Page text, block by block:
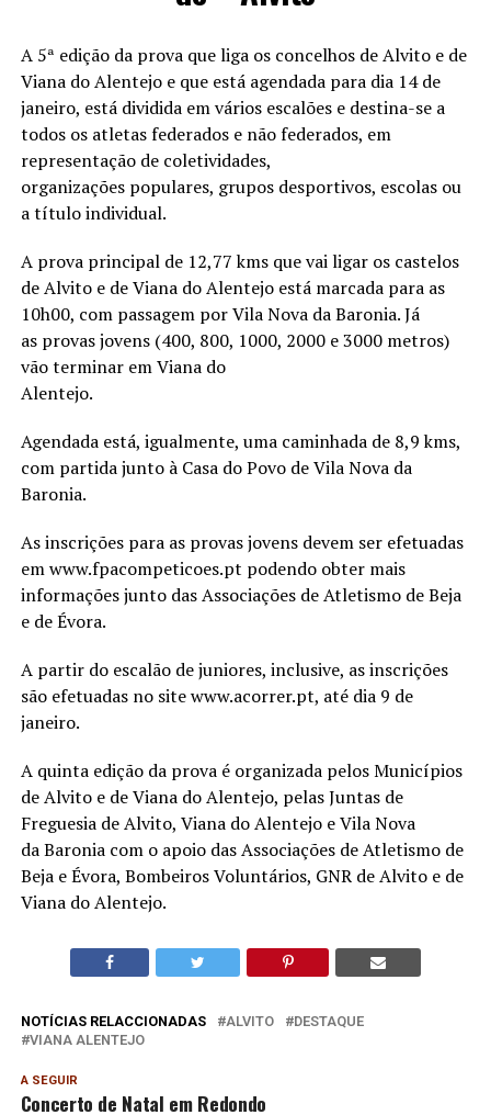
A 5ª edição da prova que liga os concelhos de Alvito e de
Viana do Alentejo e que está agendada para dia 14 de
janeiro, está dividida em vários escalões e destina-se a
todos os atletas federados e não federados, em
representação de coletividades,
organizações populares, grupos desportivos, escolas ou
a título individual.
A prova principal de 12,77 kms que vai ligar os castelos
de Alvito e de Viana do Alentejo está marcada para as
10h00, com passagem por Vila Nova da Baronia. Já
as provas jovens (400, 800, 1000, 2000 e 3000 metros)
vão terminar em Viana do
Alentejo.
Agendada está, igualmente, uma caminhada de 8,9 kms,
com partida junto à Casa do Povo de Vila Nova da
Baronia.
As inscrições para as provas jovens devem ser efetuadas
em www.fpacompeticoes.pt podendo obter mais
informações junto das Associações de Atletismo de Beja
e de Évora.
A partir do escalão de juniores, inclusive, as inscrições
são efetuadas no site www.acorrer.pt, até dia 9 de
janeiro.
A quinta edição da prova é organizada pelos Municípios
de Alvito e de Viana do Alentejo, pelas Juntas de
Freguesia de Alvito, Viana do Alentejo e Vila Nova
da Baronia com o apoio das Associações de Atletismo de
Beja e Évora, Bombeiros Voluntários, GNR de Alvito e de
Viana do Alentejo.
NOTÍCIAS RELACCIONADAS ALVITO
DESTAQUE
VIANA ALENTEJO
A SEGUIR
Concerto de Natal em Redondo